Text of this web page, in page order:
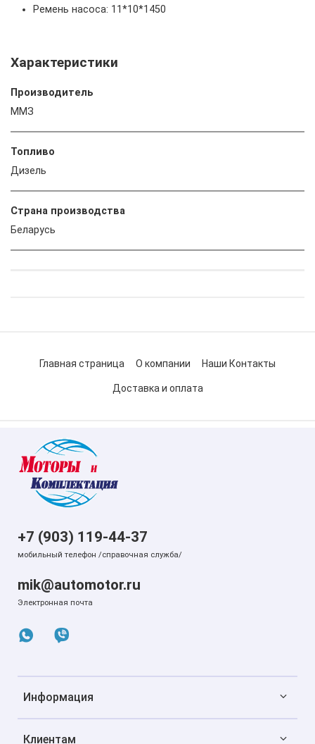
Ремень насоса: 11*10*1450
Характеристики
Производитель
ММЗ
Топливо
Дизель
Страна производства
Беларусь
Главная страница О компании Наши Контакты
Доставка и оплата
Информация
Клиентам
+7 (903) 119-44-37
мобильный телефон /справочная служба/
mik@automotor.ru
Электронная почта